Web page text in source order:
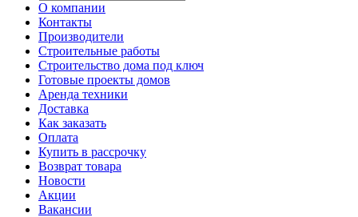
О компании
Контакты
Производители
Строительные работы
Строительство дома под ключ
Готовые проекты домов
Аренда техники
Доставка
Как заказать
Оплата
Купить в рассрочку
Возврат товара
Новости
Акции
Вакансии